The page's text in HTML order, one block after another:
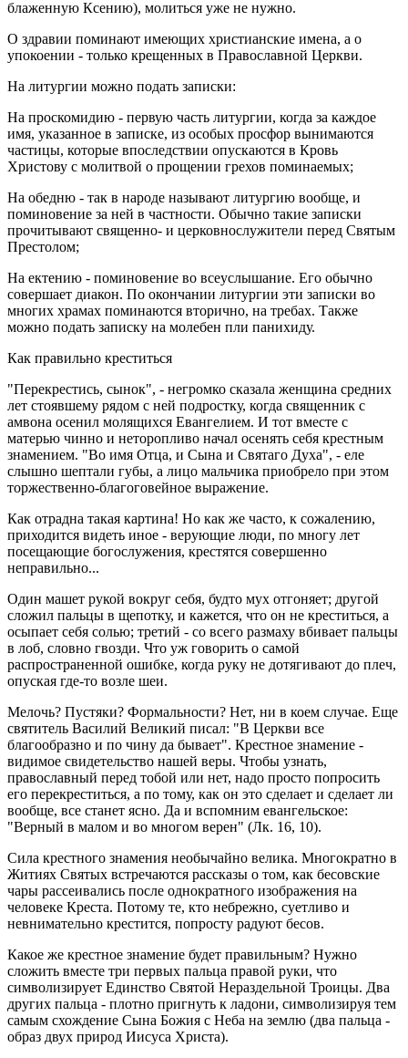
блаженную Ксению), молиться уже не нужно.
О здравии поминают имеющих христианские имена, а о
упокоении - только крещенных в Православной Церкви.
На литургии можно подать записки:
На проскомидию - первую часть литургии, когда за каждое
имя, указанное в записке, из особых просфор вынимаются
частицы, которые впоследствии опускаются в Кровь
Христову с молитвой о прощении грехов поминаемых;
На обедню - так в народе называют литургию вообще, и
поминовение за ней в частности. Обычно такие записки
прочитывают священно- и церковнослужители перед Святым
Престолом;
На ектению - поминовение во всеуслышание. Его обычно
совершает диакон. По окончании литургии эти записки во
многих храмах поминаются вторично, на требах. Также
можно подать записку на молебен пли панихиду.
Как правильно креститься
"Перекрестись, сынок", - негромко сказала женщина средних
лет стоявшему рядом с ней подростку, когда священник с
амвона осенил молящихся Евангелием. И тот вместе с
матерью чинно и неторопливо начал осенять себя крестным
знамением. "Во имя Отца, и Сына и Святаго Духа", - еле
слышно шептали губы, а лицо мальчика приобрело при этом
торжественно-благоговейное выражение.
Как отрадна такая картина! Но как же часто, к сожалению,
приходится видеть иное - верующие люди, по многу лет
посещающие богослужения, крестятся совершенно
неправильно...
Один машет рукой вокруг себя, будто мух отгоняет; другой
сложил пальцы в щепотку, и кажется, что он не креститься, а
осыпает себя солью; третий - со всего размаху вбивает пальцы
в лоб, словно гвозди. Что уж говорить о самой
распространенной ошибке, когда руку не дотягивают до плеч,
опуская где-то возле шеи.
Мелочь? Пустяки? Формальности? Нет, ни в коем случае. Еще
святитель Василий Великий писал: "В Церкви все
благообразно и по чину да бывает". Крестное знамение -
видимое свидетельство нашей веры. Чтобы узнать,
православный перед тобой или нет, надо просто попросить
его перекреститься, а по тому, как он это сделает и сделает ли
вообще, все станет ясно. Да и вспомним евангельское:
"Верный в малом и во многом верен" (Лк. 16, 10).
Сила крестного знамения необычайно велика. Многократно в
Житиях Святых встречаются рассказы о том, как бесовские
чары рассеивались после однократного изображения на
человеке Креста. Потому те, кто небрежно, суетливо и
невнимательно крестится, попросту радуют бесов.
Какое же крестное знамение будет правильным? Нужно
сложить вместе три первых пальца правой руки, что
символизирует Единство Святой Нераздельной Троицы. Два
других пальца - плотно пригнуть к ладони, символизируя тем
самым схождение Сына Божия с Неба на землю (два пальца -
образ двух природ Иисуса Христа).